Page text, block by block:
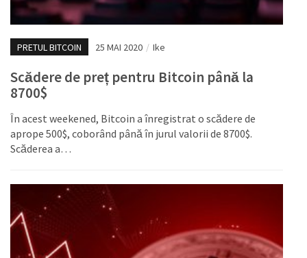
PRETUL BITCOIN 25 MAI 2020 / Ike
Scădere de preț pentru Bitcoin până la
8700$
În acest weekened, Bitcoin a înregistrat o scădere de
aprope 500$, coborând până în jurul valorii de 8700$.
Scăderea a…